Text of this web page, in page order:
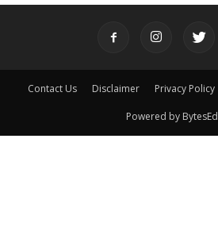
Contact Us Disclaimer Privacy Policy
Powered by